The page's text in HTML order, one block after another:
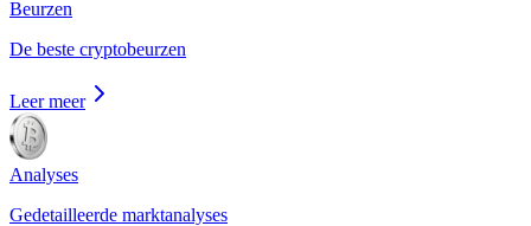
Beurzen
De beste cryptobeurzen
Leer meer
Analyses
Gedetailleerde marktanalyses